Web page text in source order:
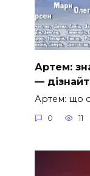
Артем:
—
Артем: що
0 11